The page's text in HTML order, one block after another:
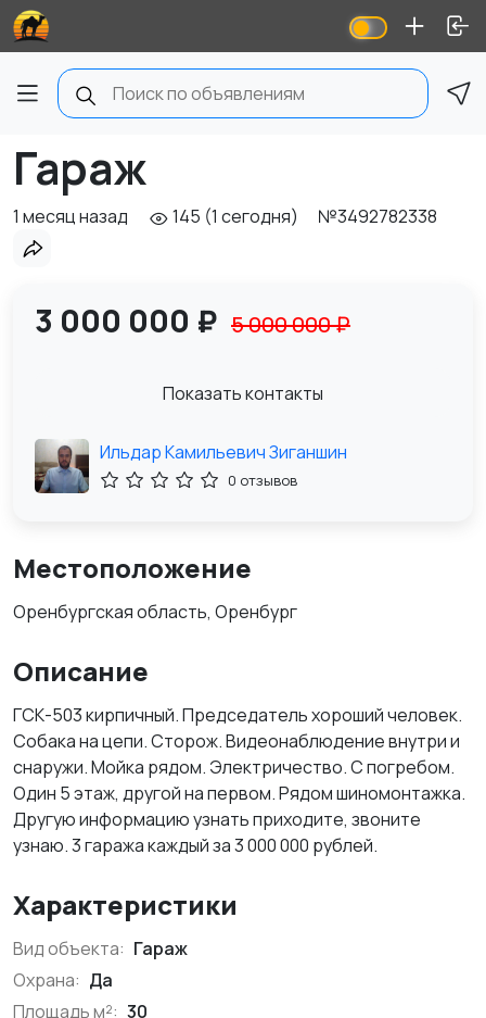
Гараж
1 месяц назад 145 (1 сегодня) №3492782338
3 000 000 ₽ 5 000 000 ₽
Показать контакты
Ильдар Камильевич Зиганшин
0 отзывов
Местоположение
Оренбургская область, Оренбург
Описание
ГСК-503 кирпичный. Председатель хороший человек.
Собака на цепи. Сторож. Видеонаблюдение внутри и
снаружи. Мойка рядом. Электричество. С погребом.
Один 5 этаж, другой на первом. Рядом шиномонтажка.
Другую информацию узнать приходите, звоните
узнаю. 3 гаража каждый за 3 000 000 рублей.
Характеристики
Вид объекта: Гараж
Охрана: Да
Площадь м²: 30